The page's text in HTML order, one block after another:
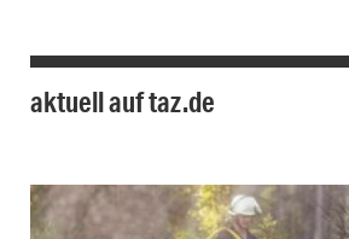
aktuell auf taz.de